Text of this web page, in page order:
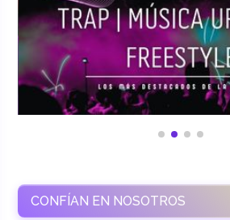
CONFÍAN EN NOSOTROS